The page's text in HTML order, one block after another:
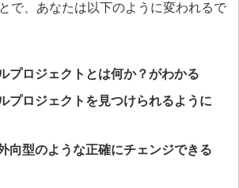
で、あなたは以下のように変われるで
プロジェクトとは何か？がわかる
プロジェクトを見つけられるように
向型のような正確にチェンジできる